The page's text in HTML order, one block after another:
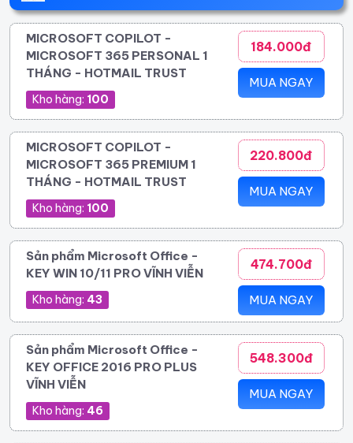
MICROSOFT COPILOT -
MICROSOFT 365 PERSONAL 1
THÁNG - HOTMAIL TRUST
Kho hàng: 100
184.000đ
MUA NGAY
MICROSOFT COPILOT -
MICROSOFT 365 PREMIUM 1
THÁNG - HOTMAIL TRUST
Kho hàng: 100
220.800đ
MUA NGAY
Sản phẩm Microsoft Office -
KEY WIN 10/11 PRO VĨNH VIỄN
Kho hàng: 43
474.700đ
MUA NGAY
Sản phẩm Microsoft Office -
KEY OFFICE 2016 PRO PLUS
VĨNH VIỄN
Kho hàng: 46
548.300đ
MUA NGAY